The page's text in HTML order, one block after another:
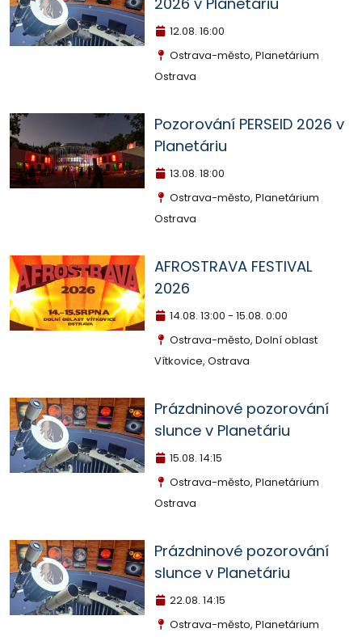
12.08. 16:00
Ostrava-město, Planetárium
Ostrava
Pozorování PERSEID 2026 v
Planetáriu
13.08. 18:00
Ostrava-město, Planetárium
Ostrava
AFROSTRAVA FESTIVAL
2026
14.08. 13:00 - 15.08. 0:00
Ostrava-město, Dolní oblast
Vítkovice, Ostrava
Prázdninové pozorování
slunce v Planetáriu
15.08. 14:15
Ostrava-město, Planetárium
Ostrava
Prázdninové pozorování
slunce v Planetáriu
22.08. 14:15
Ostrava-město, Planetárium